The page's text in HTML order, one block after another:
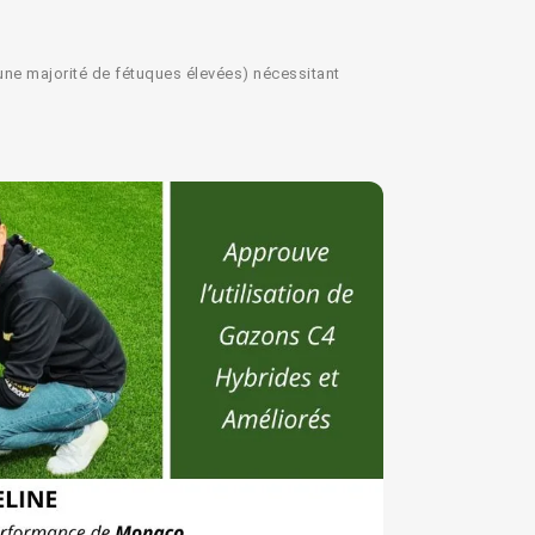
majorité de fétuques élevées) nécessitant